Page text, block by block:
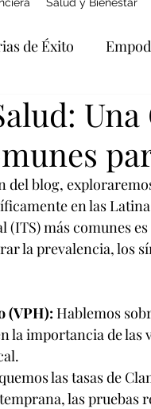
de Éxito
Explorando la
blog,
en las
más comunes
la prevalencia, los
(VPH): Hablemos
la importancia de las
las tasas de
las pruebas